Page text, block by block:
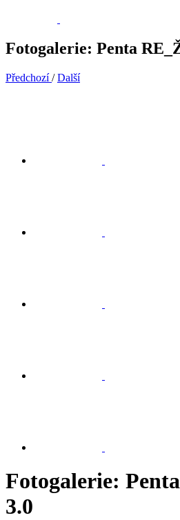
Fotogalerie: Penta
Předchozí / Další
Fotogalerie:
3.0